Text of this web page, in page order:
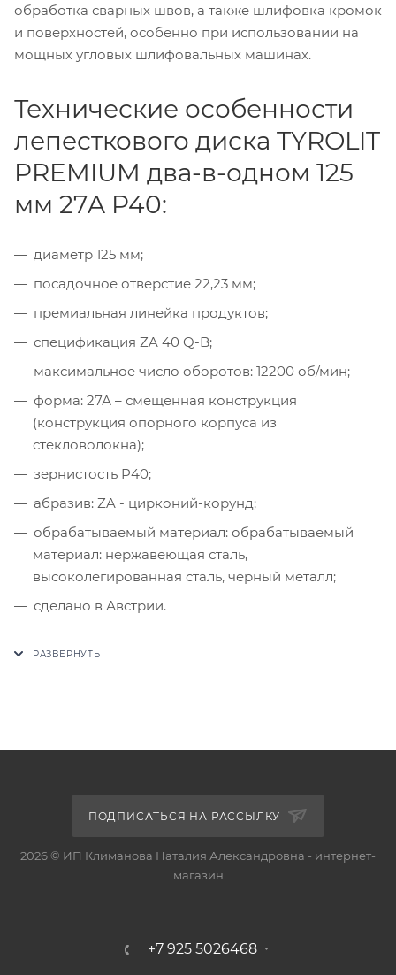
обработка сварных швов, а также шлифовка кромок
и поверхностей, особенно при использовании на
мощных угловых шлифовальных машинах.
Технические особенности
лепесткового диска TYROLIT
PREMIUM два-в-одном 125
мм 27A P40:
диаметр 125 мм;
посадочное отверстие 22,23 мм;
премиальная линейка продуктов;
спецификация ZA 40 Q-B;
максимальное число оборотов: 12200 об/мин;
форма: 27А – смещенная конструкция
(конструкция опорного корпуса из
стекловолокна);
зернистость P40;
абразив: ZA - цирконий-корунд;
обрабатываемый материал: обрабатываемый
материал: нержавеющая сталь,
высоколегированная сталь, черный металл;
сделано в Австрии.
ПОДПИСАТЬСЯ НА РАССЫЛКУ
2026 © ИП Климанова Наталия Александровна - интернет-
магазин
+7 925 5026468